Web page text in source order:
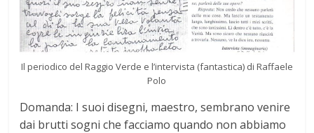
Il periodico del Raggio Verde e l’intervista (fantastica) di Raffaele
Polo
Domanda: I suoi disegni, maestro, sembrano venire
dai brutti sogni che facciamo quando non abbiamo